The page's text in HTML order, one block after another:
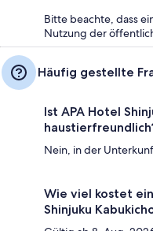
Bitte beachte, dass
Nutzung der
Häufig gestellte
Ist APA Hotel
Nein, in der
Wie viel kostet
Shinjuku